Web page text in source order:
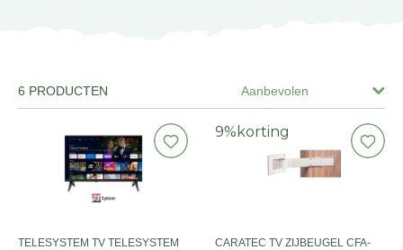
Aanbevolen
6 PRODUCTEN
TELESYSTEM TV TELESYSTEM
9% korting
CARATEC TV ZIJBEUGEL CFA-